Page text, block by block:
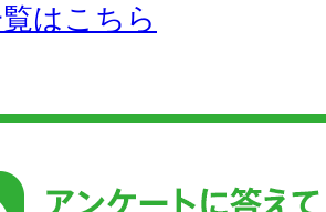
はこちら